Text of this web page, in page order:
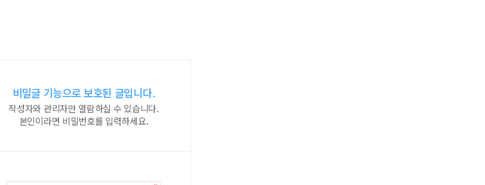
비밀글 기능으로 보호된 글입니다.
작성자와 관리자만 열람하실 수 있습니다.
본인이라면 비밀번호를 입력하세요.